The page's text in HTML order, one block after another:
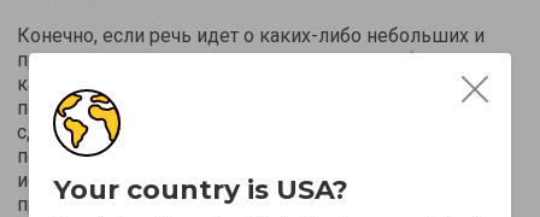
Конечно, если речь идет о каких-либо небольших и
простых товарах, например,чехлах на телефоны,
качество которых можно определить визуально при
покупке, то в таком случае не суть важно кто их
сделал. Но если речь идет об обуви, технике и прочих
позициях, качество которых определяется
исключительно в процессе эксплуатации, то таковые
представлены лишь известными брендами.
Your country is USA?